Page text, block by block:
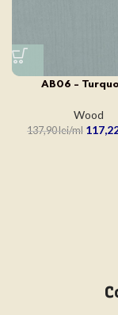
AB06 –
Wood
137,90lei